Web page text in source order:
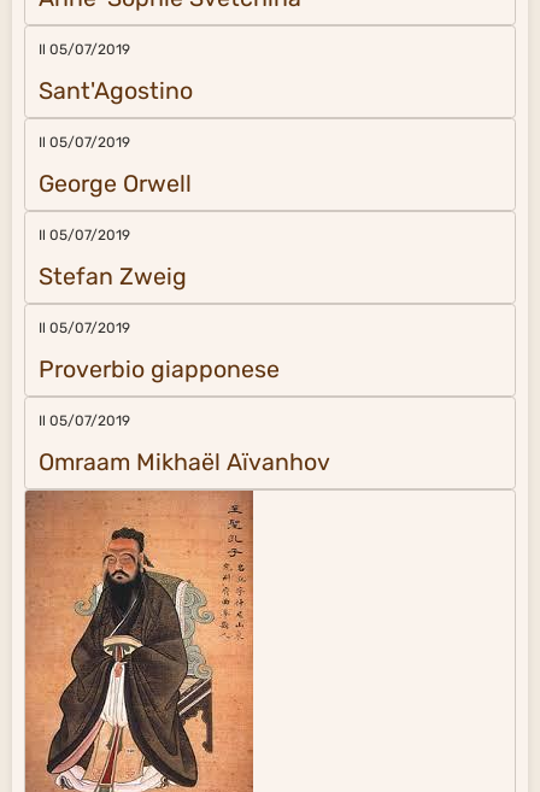
Il 05/07/2019
Sant'Agostino
Il 05/07/2019
George Orwell
Il 05/07/2019
Stefan Zweig
Il 05/07/2019
Proverbio giapponese
Il 05/07/2019
Omraam Mikhaël Aïvanhov